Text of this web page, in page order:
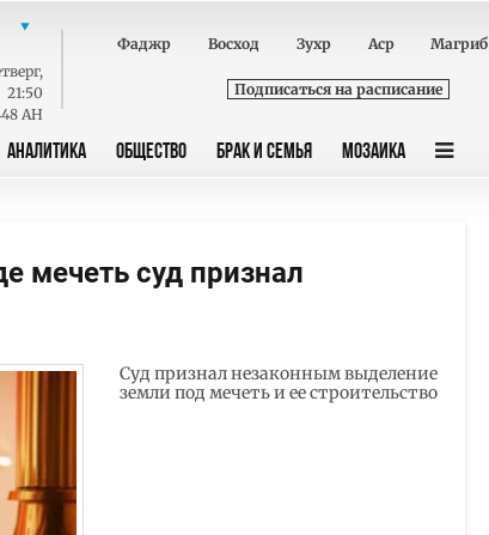
,
21:50
AH
Фаджр Восход Зухр Аср Магриб
Подписаться на расписание
АНАЛИТИКА ОБЩЕСТВО БРАК И СЕМЬЯ МОЗАИКА
мечеть суд признал
Суд признал незаконным выделение
земли под мечеть и ее строительство